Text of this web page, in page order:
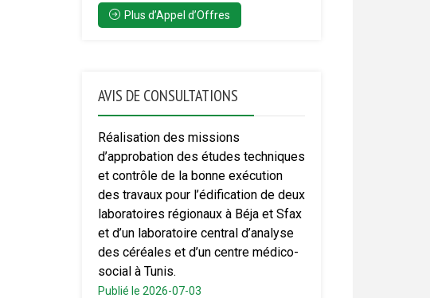
Plus d’Appel d’Offres
AVIS DE CONSULTATIONS
Réalisation des missions
d’approbation des études techniques
et contrôle de la bonne exécution
des travaux pour l’édification de deux
laboratoires régionaux à Béja et Sfax
et d’un laboratoire central d’analyse
des céréales et d’un centre médico-
social à Tunis.
Publié le 2026-07-03